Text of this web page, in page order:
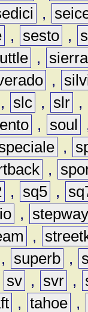
,
, sesto ,
,
sierra
,
, slc , slr ,
, soul
,
,
, sq5 ,
,
,
, superb ,
sv , svr ,
, tahoe ,